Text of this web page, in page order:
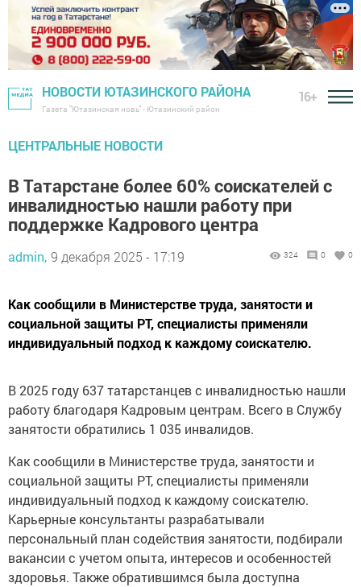
НОВОСТИ ЮТАЗИНСКОГО РАЙОНА
Газета "Ютазинская новь" - Ютазинский район
16+
ЦЕНТРАЛЬНЫЕ НОВОСТИ
В Татарстане более 60% соискателей с
инвалидностью нашли работу при
поддержке Кадрового центра
admin, 9 декабря 2025 - 17:19 324 0 0
Как сообщили в Министерстве труда, занятости и
социальной защиты РТ, специалисты применяли
индивидуальный подход к каждому соискателю.
В 2025 году 637 татарстанцев с инвалидностью нашли
работу благодаря Кадровым центрам. Всего в Службу
занятости обратились 1 035 инвалидов.
Как сообщили в Министерстве труда, занятости и
социальной защиты РТ, специалисты применяли
индивидуальный подход к каждому соискателю.
Карьерные консультанты разрабатывали
персональный план содействия занятости, подбирали
вакансии с учетом опыта, интересов и особенностей
здоровья. Также обратившимся была доступна